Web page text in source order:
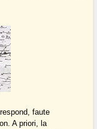
faute
A priori, la